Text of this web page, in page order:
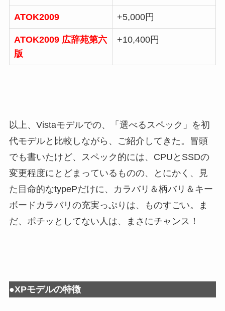
ATOK2009 +5,000円
ATOK2009 広辞苑第六
版
+10,400円
以上、Vistaモデルでの、「選べるスペック」を初
代モデルと比較しながら、ご紹介してきた。冒頭
でも書いたけど、スペック的には、CPUとSSDの
変更程度にとどまっているものの、とにかく、見
た目命的なtypePだけに、カラバリ＆柄バリ＆キー
ボードカラバリの充実っぷりは、ものすごい。ま
だ、ポチッとしてない人は、まさにチャンス！
●XPモデルの特徴